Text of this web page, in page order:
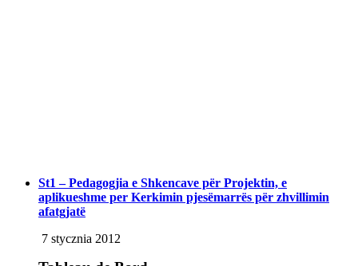
St1 – Pedagogjia e Shkencave për Projektin, e
aplikueshme per Kerkimin pjesëmarrës për zhvillimin
afatgjatë
7 stycznia 2012